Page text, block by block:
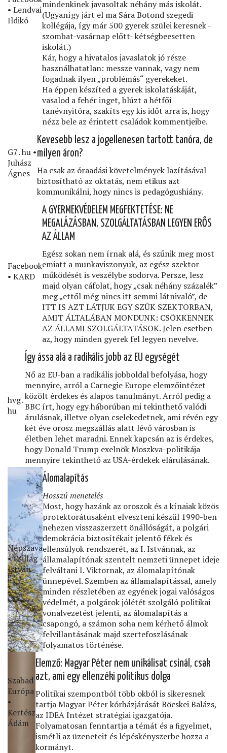
• Lendvai
Ildikó
mindenkinek javasoltak néhány más iskolát.
(Ugyanígy járt el ma Sára Botond szegedi
kollégája, így már 500 gyerek szülei keresnek -
szombat-vasárnap előtt- kétségbeesetten
iskolát.)
Kár, hogy a hivatalos javaslatok jó része
használhatatlan: messze vannak, vagy nem
fogadnak ilyen „problémás“ gyerekeket.
Ha éppen készíted a gyerek iskolatáskáját,
vasalod a fehér inget, blúzt a hétfői
tanévnyitóra, szakíts egy kis időt arra is, hogy
nézz bele az érintett családok kommentjeibe.
G7․hu •
Juhász
Ágnes
Kevesebb lesz a jogellenesen tartott tanóra, de
milyen áron?
Ha csak az óraadási követelmények lazításával
biztosítható az oktatás, nem etikus azt
kommunikálni, hogy nincs is pedagógushiány.
Facebook
• KARD
A GYERMEKVÉDELEM MEGFEKTETÉSE: NE
MEGALÁZÁSBAN, SZOLGÁLTATÁSBAN LEGYEN ERŐS
AZ ÁLLAM
Egész sokan nem írnak alá, és szűnik meg most
emiatt a munkaviszonyuk, az egész szektor
működését is veszélybe sodorva. Persze, lesz
majd olyan cáfolat, hogy „csak néhány százalék”
meg „ettől még nincs itt semmi látnivaló”, de
ITT IS AZT LÁTJUK EGY SZŰK SZEKTORBAN,
AMIT ÁLTALÁBAN MONDUNK: CSÖKKENNEK
AZ ÁLLAMI SZOLGÁLTATÁSOK. Jelen esetben
az, hogy minden gyerek fel legyen nevelve.
hvg․
hu
Így ássa alá a radikális jobb az EU egységét
Nő az EU-ban a radikális jobboldal befolyása, hogy
mennyire, arról a Carnegie Europe elemzőintézet
közölt érdekes és alapos tanulmányt. Arról pedig a
BBC írt, hogy egy háborúban mi tekinthető valódi
árulásnak, illetve olyan cselekedetnek, ami révén egy
két éve orosz megszállás alatt lévő városban is
életben lehet maradni. Ennek kapcsán az is érdekes,
hogy Donald Trump exelnök Moszkva-politikája
mennyire tekinthető az USA-érdekek elárulásának.
Népszava
• Csillag
István
Álomalapítás
Hosszú menetelés
Most, hogy hazánk az oroszok és a kínaiak közös
protektorátusaként elveszteni készül 1990-ben
nehezen visszaszerzett önállóságát, a polgári
demokrácia biztosítékait jelentő fékek és
ellensúlyok rendszerét, az I. Istvánnak, az
államalapítónak szentelt nemzeti ünnepet ideje
felváltani I. Viktornak, az álomalapítónak
ünnepével. Szemben az államalapítással, amely
minden részletében az egyének jogai valóságos
védelmét, a polgárok jólétét szolgáló politikai
vonalvezetést jelenti, az álomalapítás a
csapongó, a számon soha nem kérhető álmok
felvillantásának majd szertefoszlásának
folyamatos történése.
Szabad
Európa
•
Kertész
Ádám
Elemző: Magyar Péter nem unikálisat csinál, csak
azt, ami egy ellenzéki politikus dolga
Politikai szempontból több okból is sikeresnek
tartja Magyar Péter kórházjárását Böcskei Balázs,
az IDEA Intézet stratégiai igazgatója.
Folyamatosan fenntartja a témát és a ﬁgyelmet,
ismétli az üzeneteit és lépéskényszerbe hozza a
kormányt.